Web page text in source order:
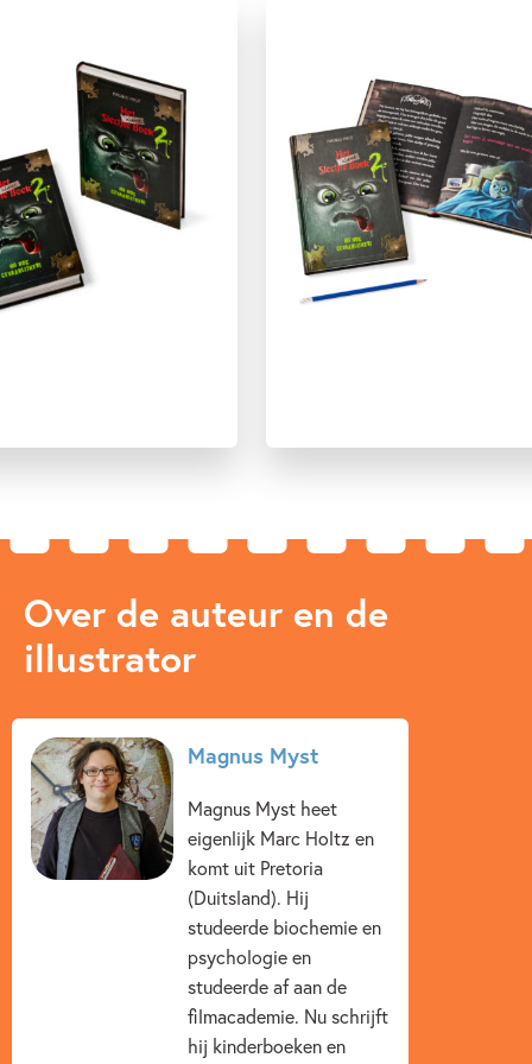
Magnus Myst
Over de auteur en de
illustrator
Magnus Myst
Magnus Myst heet
eigenlijk Marc Holtz en
komt uit Pretoria
(Duitsland). Hij
studeerde biochemie en
psychologie en
studeerde af aan de
filmacademie. Nu schrijft
hij kinderboeken en